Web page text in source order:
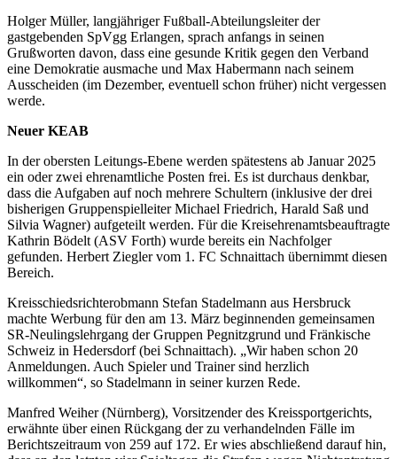
Holger Müller, langjähriger Fußball-Abteilungsleiter der
gastgebenden SpVgg Erlangen, sprach anfangs in seinen
Grußworten davon, dass eine gesunde Kritik gegen den Verband
eine Demokratie ausmache und Max Habermann nach seinem
Ausscheiden (im Dezember, eventuell schon früher) nicht vergessen
werde.
Neuer KEAB
In der obersten Leitungs-Ebene werden spätestens ab Januar 2025
ein oder zwei ehrenamtliche Posten frei. Es ist durchaus denkbar,
dass die Aufgaben auf noch mehrere Schultern (inklusive der drei
bisherigen Gruppenspielleiter Michael Friedrich, Harald Saß und
Silvia Wagner) aufgeteilt werden. Für die Kreisehrenamtsbeauftragte
Kathrin Bödelt (ASV Forth) wurde bereits ein Nachfolger
gefunden. Herbert Ziegler vom 1. FC Schnaittach übernimmt diesen
Bereich.
Kreisschiedsrichterobmann Stefan Stadelmann aus Hersbruck
machte Werbung für den am 13. März beginnenden gemeinsamen
SR-Neulingslehrgang der Gruppen Pegnitzgrund und Fränkische
Schweiz in Hedersdorf (bei Schnaittach). „Wir haben schon 20
Anmeldungen. Auch Spieler und Trainer sind herzlich
willkommen“, so Stadelmann in seiner kurzen Rede.
Manfred Weiher (Nürnberg), Vorsitzender des Kreissportgerichts,
erwähnte über einen Rückgang der zu verhandelnden Fälle im
Berichtszeitraum von 259 auf 172. Er wies abschließend darauf hin,